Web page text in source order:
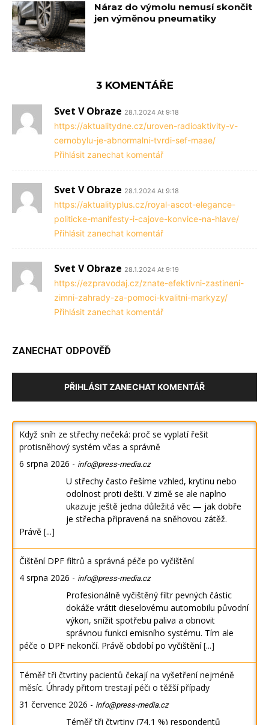
Náraz do výmolu nemusí skončit
jen výměnou pneumatiky
3 KOMENTÁŘE
Svet V Obraze 28.1.2024 At 9:18
https://aktualitydne.cz/uroven-radioaktivity-v-
cernobylu-je-abnormalni-tvrdi-sef-maae/
Přihlásit zanechat komentář
Svet V Obraze 28.1.2024 At 9:18
https://aktualityplus.cz/royal-ascot-elegance-
politicke-manifesty-i-cajove-konvice-na-hlave/
Přihlásit zanechat komentář
Svet V Obraze 28.1.2024 At 9:19
https://ezpravodaj.cz/znate-efektivni-zastineni-
zimni-zahrady-za-pomoci-kvalitni-markyzy/
Přihlásit zanechat komentář
ZANECHAT ODPOVĚĎ
PŘIHLÁSIT ZANECHAT KOMENTÁŘ
Když sníh ze střechy nečeká: proč se vyplatí řešit
protisněhový systém včas a správně
6 srpna 2026 - info@press-media.cz
U střechy často řešíme vzhled, krytinu nebo
odolnost proti dešti. V zimě se ale naplno
ukazuje ještě jedna důležitá věc — jak dobře
je střecha připravená na sněhovou zátěž.
Právě [...]
Čištění DPF filtrů a správná péče po vyčištění
4 srpna 2026 - info@press-media.cz
Profesionálně vyčištěný filtr pevných částic
dokáže vrátit dieselovému automobilu původní
výkon, snížit spotřebu paliva a obnovit
správnou funkci emisního systému. Tím ale
péče o DPF nekončí. Právě období po vyčištění[...]
Téměř tři čtvrtiny pacientů čekají na vyšetření nejméně
měsíc. Úhrady přitom trestají péči o těžší případy
31 července 2026 - info@press-media.cz
Téměř tři čtvrtiny (74,1 %) respondentů